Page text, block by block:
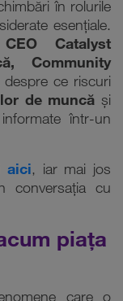
în rolurile
esențiale.
Catalyst
Community
ce riscuri
de muncă și
într-un
aici, iar mai jos
conversația cu
piața